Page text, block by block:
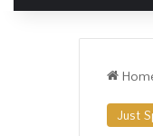
Just